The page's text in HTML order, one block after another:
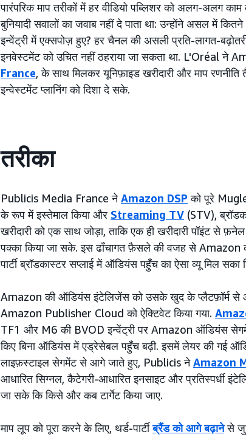
पारंपरिक माप तरीकों में हर वीडियो पब्लिशर को अलग-अलग
बुनियादी सवालों का जवाब नहीं दे पाता था: उन्होंने असल में
इन्वेंट्री में एक्सपोज़ हुए? हर चैनल की असली प्रति-लागत-
इनवेस्टमेंट को उचित नहीं ठहराया जा सकता था. L'Oréal ने
France, के साथ मिलकर यूनिफ़ाइड खरीदारी और माप
इन्वेस्टमेंट प्लानिंग को दिशा दे सके.
तरीका
Publicis Media France नेAmazon DSP को पूरे
के रूप में इस्तेमाल किया और Streaming TV (STV),
खरीदारी को एक साथ जोड़ा, ताकि एक ही खरीदारी पॉइंट से
पक्का किया जा सके. इस ढाँचागत फ़ैसले की वजह से Amazon
पार्टी ब्रॉडकास्टर सप्लाई में ऑडियंस पहुँच का ऐसा व्यू मिल
Amazon की ऑडियंस इंटेलिजेंस को उसके खुद के प्लैटफ़ॉर्म से
Amazon Publisher Cloud को ऐक्टिवेट किया गया.
TF1 और M6 की BVOD इन्वेंट्री पर Amazon ऑडियंस
किए बिना ऑडियंस में एड्रेसेबल पहुँच बढ़ी. इसमें लेयर की गई
लाइफ़स्टाइल सेगमेंट से आगे जाते हुए, Publicis नेAmazon
आधारित सिग्नल, कैटेगरी-आधारित इनसाइट और प्रतिस्पर्धी
जा सके कि किसे और कब टार्गेट किया जाए.
माप लूप को पूरा करने के लिए, थर्ड-पार्टीब्रैंड को आगे बढ़ानेसे